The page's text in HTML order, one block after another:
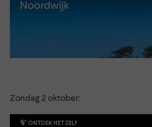
Noordwijk
Zondag 2 oktober:
ONTDEK HET ZELF